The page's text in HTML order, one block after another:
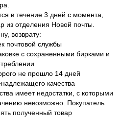
в течение 3 дней с момента,
из отделения Новой почты.
возврату:
почтовой службы
с сохраненными бирками и
не прошло 14 дней
качества
имеет недостатки, с которыми
невозможно. Покупатель
полученный товар